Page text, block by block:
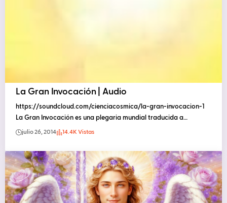
La Gran Invocación | Audio
https://soundcloud.com/cienciacosmica/la-gran-invocacion-1
La Gran Invocación es una plegaria mundial traducida a…
julio 26, 2014 14.4K Vistas